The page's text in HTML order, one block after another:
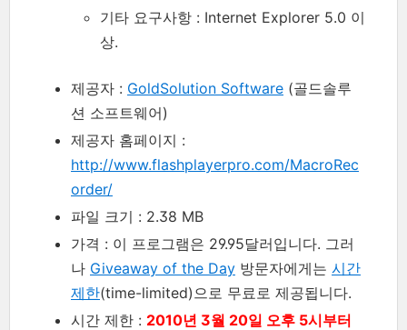
기타 요구사항 : Internet Explorer 5.0 이
상.
제공자 : GoldSolution Software (골드솔루
션 소프트웨어)
제공자 홈페이지 :
http://www.flashplayerpro.com/MacroRec
order/
파일 크기 : 2.38 MB
가격 : 이 프로그램은 29.95달러입니다. 그러
나 Giveaway of the Day 방문자에게는 시간
제한(time-limited)으로 무료로 제공됩니다.
시간 제한 : 2010년 3월 20일 오후 5시부터